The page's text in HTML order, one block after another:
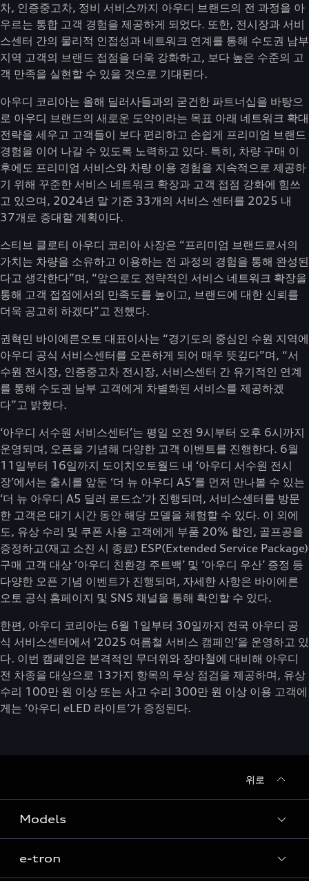
차, 인증중고차, 정비 서비스까지 아우디 브랜드의 전 과정을 아
우르는 통합 고객 경험을 제공하게 되었다. 또한, 전시장과 서비
스센터 간의 물리적 인접성과 네트워크 연계를 통해 수도권 남부
지역 고객의 브랜드 접점을 더욱 강화하고, 보다 높은 수준의 고
객 만족을 실현할 수 있을 것으로 기대된다.
아우디 코리아는 올해 딜러사들과의 굳건한 파트너십을 바탕으
로 아우디 브랜드의 새로운 도약이라는 목표 아래 네트워크 확대
전략을 세우고 고객들이 보다 편리하고 손쉽게 프리미엄 브랜드
경험을 이어 나갈 수 있도록 노력하고 있다. 특히, 차량 구매 이
후에도 프리미엄 서비스와 차량 이용 경험을 지속적으로 제공하
기 위해 꾸준한 서비스 네트워크 확장과 고객 접점 강화에 힘쓰
고 있으며, 2024년 말 기준 33개의 서비스 센터를 2025 내
37개로 증대할 계획이다.
스티브 클로티 아우디 코리아 사장은 “프리미엄 브랜드로서의
가치는 차량을 소유하고 이용하는 전 과정의 경험을 통해 완성된
다고 생각한다”며, “앞으로도 전략적인 서비스 네트워크 확장을
통해 고객 접점에서의 만족도를 높이고, 브랜드에 대한 신뢰를
더욱 공고히 하겠다”고 전했다.
권혁민 바이에른오토 대표이사는 “경기도의 중심인 수원 지역에
아우디 공식 서비스센터를 오픈하게 되어 매우 뜻깊다”며, “서
수원 전시장, 인증중고차 전시장, 서비스센터 간 유기적인 연계
를 통해 수도권 남부 고객에게 차별화된 서비스를 제공하겠
다”고 밝혔다.
‘아우디 서수원 서비스센터’는 평일 오전 9시부터 오후 6시까지
운영되며, 오픈을 기념해 다양한 고객 이벤트를 진행한다. 6월
11일부터 16일까지 도이치오토월드 내 ‘아우디 서수원 전시
장’에서는 출시를 앞둔 ‘더 뉴 아우디 A5’를 먼저 만나볼 수 있는
‘더 뉴 아우디 A5 딜러 로드쇼’가 진행되며, 서비스센터를 방문
한 고객은 대기 시간 동안 해당 모델을 체험할 수 있다. 이 외에
도, 유상 수리 및 쿠폰 사용 고객에게 부품 20% 할인, 골프공을
증정하고(재고 소진 시 종료) ESP(Extended Service Package)
구매 고객 대상 ‘아우디 친환경 주트백’ 및 ‘아우디 우산’ 증정 등
다양한 오픈 기념 이벤트가 진행되며, 자세한 사항은 바이에른
오토 공식 홈페이지 및 SNS 채널을 통해 확인할 수 있다.
한편, 아우디 코리아는 6월 1일부터 30일까지 전국 아우디 공
식 서비스센터에서 ‘2025 여름철 서비스 캠페인’을 운영하고 있
다. 이번 캠페인은 본격적인 무더위와 장마철에 대비해 아우디
전 차종을 대상으로 13가지 항목의 무상 점검을 제공하며, 유상
수리 100만 원 이상 또는 사고 수리 300만 원 이상 이용 고객에
게는 ‘아우디 eLED 라이트’가 증정된다.
위로
Models
Sedan
e-tron